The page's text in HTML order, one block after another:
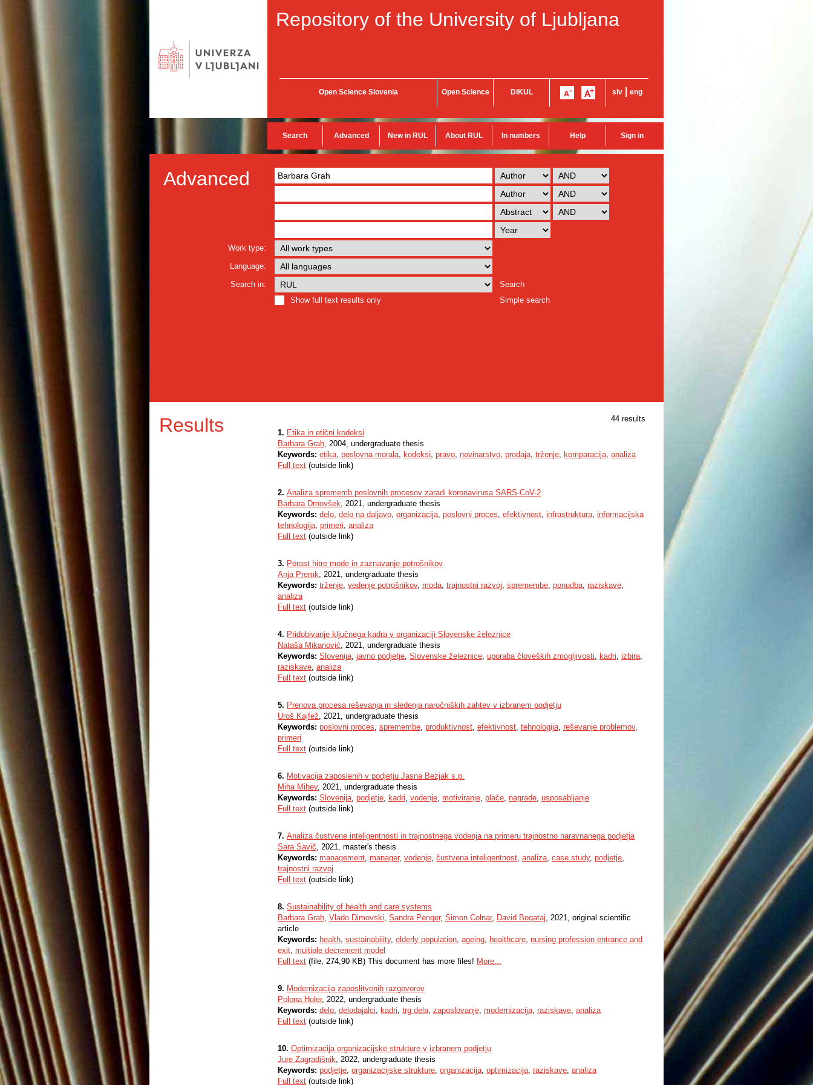
Repository of the University of Ljubljana
Open Science Slovenia Open Science DiKUL slv eng
Search Advanced New in RUL About RUL In numbers Help Sign in
Advanced
Work type:
Language:
Search in:
Search
Show full text results only
Simple search
Results
44 results
1. Etika in etični kodeksi
Barbara Grah, 2004, undergraduate thesis
Keywords: etika, poslovna morala, kodeksi, pravo, novinarstvo, prodaja, trženje, komparacija, analiza
Full text (outside link)
2. Analiza sprememb poslovnih procesov zaradi koronavirusa SARS-CoV-2
Barbara Drnovšek, 2021, undergraduate thesis
Keywords: delo, delo na daljavo, organizacija, poslovni proces, efektivnost, infrastruktura, informacijska
tehnologija, primeri, analiza
Full text (outside link)
3. Porast hitre mode in zaznavanje potrošnikov
Anja Premk, 2021, undergraduate thesis
Keywords: trženje, vedenje potrošnikov, moda, trajnostni razvoj, spremembe, ponudba, raziskave,
analiza
Full text (outside link)
4. Pridobivanje ključnega kadra v organizaciji Slovenske železnice
Nataša Mikanović, 2021, undergraduate thesis
Keywords: Slovenija, javno podjetje, Slovenske železnice, uporaba človeških zmogljivosti, kadri, izbira,
raziskave, analiza
Full text (outside link)
5. Prenova procesa reševanja in sledenja naročniških zahtev v izbranem podjetju
Uroš Kajfež, 2021, undergraduate thesis
Keywords: poslovni proces, spremembe, produktivnost, efektivnost, tehnologija, reševanje problemov,
primeri
Full text (outside link)
6. Motivacija zaposlenih v podjetju Jasna Bezjak s.p.
Miha Mihev, 2021, undergraduate thesis
Keywords: Slovenija, podjetje, kadri, vodenje, motiviranje, plače, nagrade, usposabljanje
Full text (outside link)
7. Analiza čustvene inteligentnosti in trajnostnega vodenja na primeru trajnostno naravnanega podjetja
Sara Savič, 2021, master's thesis
Keywords: management, manager, vodenje, čustvena inteligentnost, analiza, case study, podjetje,
trajnostni razvoj
Full text (outside link)
8. Sustainability of health and care systems
Barbara Grah, Vlado Dimovski, Sandra Penger, Simon Colnar, David Bogataj, 2021, original scientific
article
Keywords: health, sustainability, elderly population, ageing, healthcare, nursing profession entrance and
exit, multiple decrement model
Full text (file, 274,90 KB) This document has more files! More...
9. Modernizacija zaposlitvenih razgovorov
Polona Holer, 2022, undergraduate thesis
Keywords: delo, delodajalci, kadri, trg dela, zaposlovanje, modernizacija, raziskave, analiza
Full text (outside link)
10. Optimizacija organizacijske strukture v izbranem podjetju
Jure Zagradišnik, 2022, undergraduate thesis
Keywords: podjetje, organizacijske strukture, organizacija, optimizacija, raziskave, analiza
Full text (outside link)